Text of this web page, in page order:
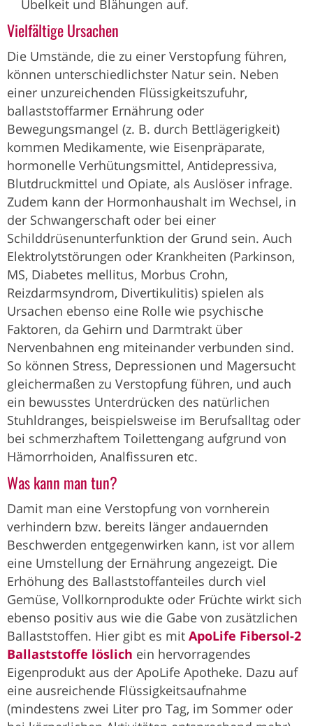
Übelkeit und Blähungen auf.
Vielfältige Ursachen
Die Umstände, die zu einer Verstopfung führen,
können unterschiedlichster Natur sein. Neben
einer unzureichenden Flüssigkeitszufuhr,
ballaststoffarmer Ernährung oder
Bewegungsmangel (z. B. durch Bettlägerigkeit)
kommen Medikamente, wie Eisenpräparate,
hormonelle Verhütungsmittel, Antidepressiva,
Blutdruckmittel und Opiate, als Auslöser infrage.
Zudem kann der Hormonhaushalt im Wechsel, in
der Schwangerschaft oder bei einer
Schilddrüsenunterfunktion der Grund sein. Auch
Elektrolytstörungen oder Krankheiten (Parkinson,
MS, Diabetes mellitus, Morbus Crohn,
Reizdarmsyndrom, Divertikulitis) spielen als
Ursachen ebenso eine Rolle wie psychische
Faktoren, da Gehirn und Darmtrakt über
Nervenbahnen eng miteinander verbunden sind.
So können Stress, Depressionen und Magersucht
gleichermaßen zu Verstopfung führen, und auch
ein bewusstes Unterdrücken des natürlichen
Stuhldranges, beispielsweise im Berufsalltag oder
bei schmerzhaftem Toilettengang aufgrund von
Hämorrhoiden, Analfissuren etc.
Was kann man tun?
Damit man eine Verstopfung von vornherein
verhindern bzw. bereits länger andauernden
Beschwerden entgegenwirken kann, ist vor allem
eine Umstellung der Ernährung angezeigt. Die
Erhöhung des Ballaststoffanteiles durch viel
Gemüse, Vollkornprodukte oder Früchte wirkt sich
ebenso positiv aus wie die Gabe von zusätzlichen
Ballaststoffen. Hier gibt es mit ApoLife Fibersol-2
Ballaststoffe löslich ein hervorragendes
Eigenprodukt aus der ApoLife Apotheke. Dazu auf
eine ausreichende Flüssigkeitsaufnahme
(mindestens zwei Liter pro Tag, im Sommer oder